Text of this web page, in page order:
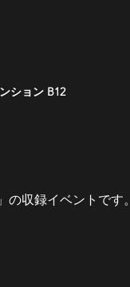
ション B12
収録イベントです。